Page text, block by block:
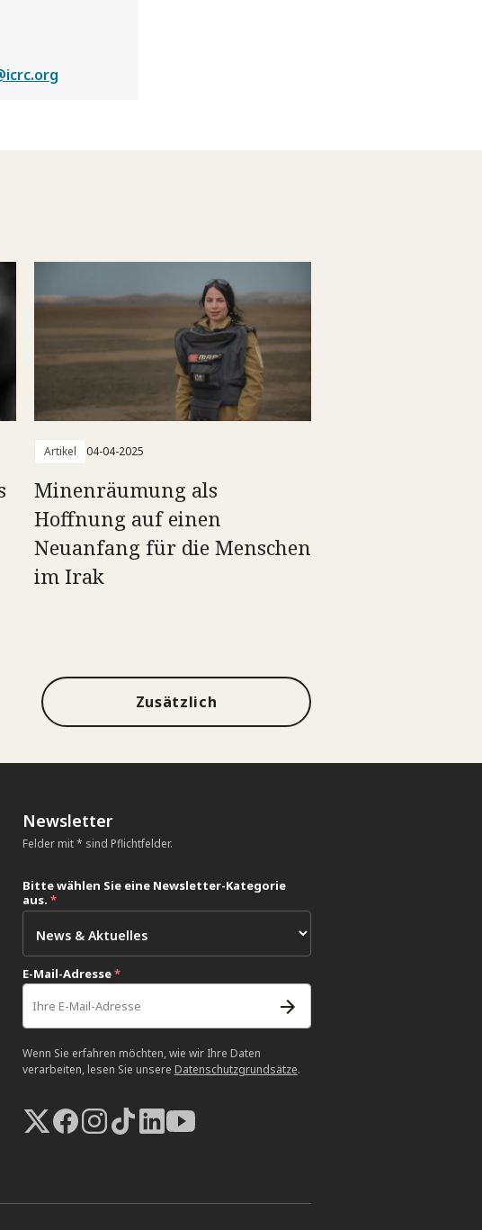
Artikel 04-04-2025
Minenräumung als
Hoffnung auf einen
Neuanfang für die Menschen
im Irak
Zusätzlich
Newsletter
Felder mit * sind Pflichtfelder.
Bitte wählen Sie eine Newsletter-Kategorie
aus. *
E-Mail-Adresse*
Wenn Sie erfahren möchten, wie wir Ihre Daten
verarbeiten, lesen Sie unsere Datenschutzgrundsätze.